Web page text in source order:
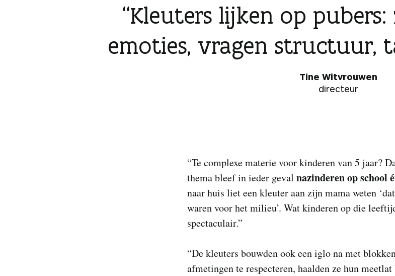
Kleuters lijken op
emoties, vragen structuur,
Tine Witvrouwen
directeur
“Te complexe materie voor kinderen van 5 jaar?
thema bleef in ieder geval nazinderen op school
naar huis liet een kleuter aan zijn mama weten
waren voor het milieu’. Wat kinderen op die
spectaculair.”
“De kleuters bouwden ook een iglo na met
afmetingen te respecteren, haalden ze hun